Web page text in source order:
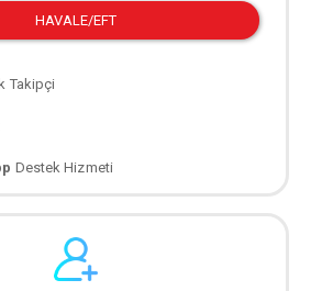
HAVALE/EFT
Takipçi
Destek Hizmeti